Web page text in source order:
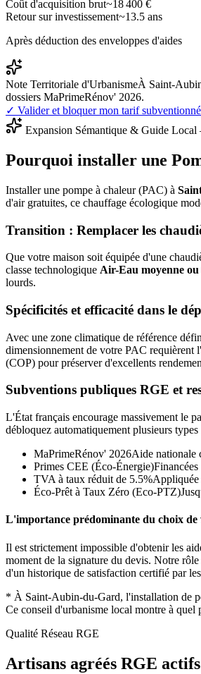
Coût d'acquisition brut~18 400 €
Retour sur investissement~13.5 ans
Après déduction des enveloppes d'aides
Note Territoriale d'UrbanismeÀ Saint-
dossiers MaPrimeRénov' 2026.
✓ Valider et bloquer mon tarif
Expansion Sémantique & Guide
Pourquoi installer une
Installer une pompe à chaleur (PAC) à
d'air gratuites, ce chauffage écologique
Transition : Remplacer les
Que votre maison soit équipée d'une
classe technologique Air-Eau moyenne
lourds.
Spécificités et efficacité dans le
Avec une zone climatique de référence
dimensionnement de votre PAC requièrent
(COP) pour préserver d'excellents
Subventions publiques RGE et
L'État français encourage massivement le
débloquez automatiquement plusieurs
MaPrimeRénov' 2026Aide nationale
Primes CEE (Éco-Énergie)
TVA à taux réduit de 5.5%Appliquée
Éco-Prêt à Taux Zéro (Eco-PTZ)
L'importance prédominante du choix
Il est strictement impossible d'obtenir les
moment de la signature du devis. Notre
d'un historique de satisfaction certifié par
* À Saint-Aubin-du-Gard, l'installation de
Ce conseil d'urbanisme local montre à quel
Qualité Réseau RGE
Artisans agréés RGE